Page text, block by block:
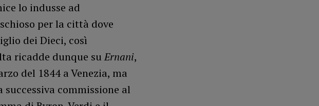
lo indusse ad
per la città dove
dei Dieci, così
ricadde dunque suErnani,
del 1844 a Venezia, ma
successiva commissione al